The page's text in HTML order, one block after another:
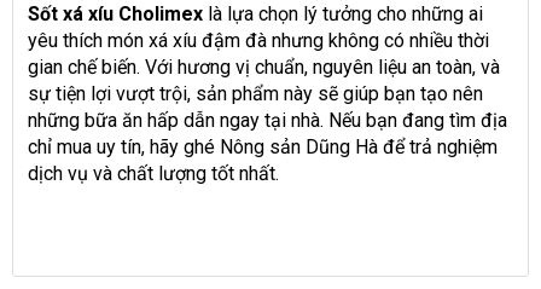
Sốt xá xíu Cholimex là lựa chọn lý tưởng cho những ai
yêu thích món xá xíu đậm đà nhưng không có nhiều thời
gian chế biến. Với hương vị chuẩn, nguyên liệu an toàn, và
sự tiện lợi vượt trội, sản phẩm này sẽ giúp bạn tạo nên
những bữa ăn hấp dẫn ngay tại nhà. Nếu bạn đang tìm địa
chỉ mua uy tín, hãy ghé Nông sản Dũng Hà để trả nghiệm
dịch vụ và chất lượng tốt nhất.